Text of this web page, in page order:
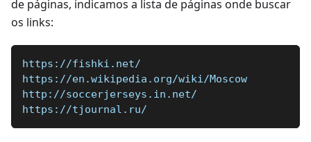
de páginas, indicamos a lista de páginas onde buscar
os links:
https://fishki.net/
https://en.wikipedia.org/wiki/Moscow
http://soccerjerseys.in.net/
https://tjournal.ru/